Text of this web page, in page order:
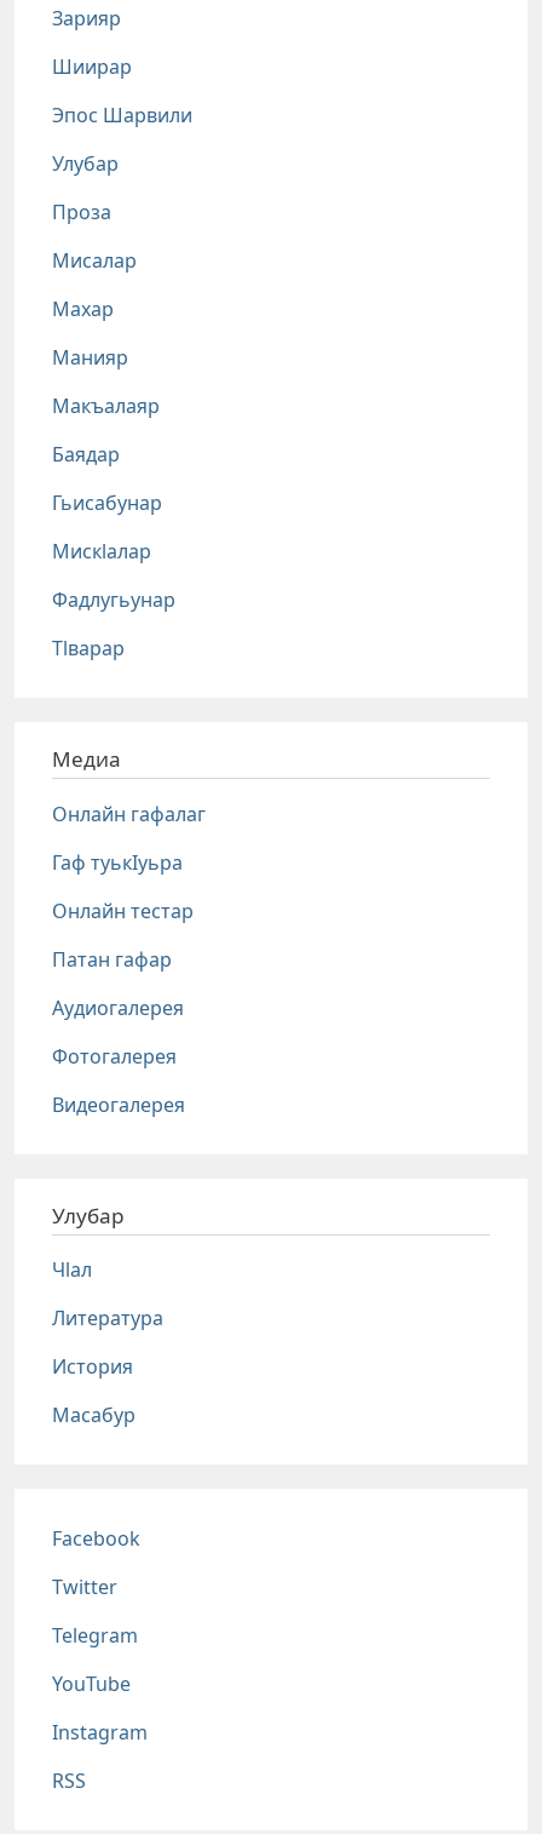
Зарияр
Шиирар
Эпос Шарвили
Улубар
Проза
Мисалар
Махар
Манияр
Макъалаяр
Баядар
Гьисабунар
Мискlалар
Фадлугьунар
Тlварар
Медиа
Онлайн гафалаг
Гаф туькIуьра
Онлайн тестар
Патан гафар
Аудиогалерея
Фотогалерея
Видеогалерея
Улубар
Чlал
Литература
История
Масабур
Соц сети
Facebook
Twitter
Telegram
YouTube
Instagram
RSS